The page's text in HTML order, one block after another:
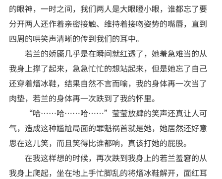
的眼神，一时之间，我们两人是大眼瞪小眼，谁都忘了要
分开两人还作着亲密接触、维持着接吻姿势的嘴唇，直到
四周的哄笑声清晰的传到我们的耳中。
若兰的娇靥几乎是在瞬间就红透了，她羞急难当的从
我身上撑了起来，急急忙忙的想站起来，但是她忘了自己
还穿着熘冰鞋，结果自然不言而喻，我的身体再一次当了
肉垫，若兰的身体再一次跌到了我的怀里。
“哈……哈……哈……”莹莹放肆的笑声还真让人可
气，造成这种尴尬局面的罪魁祸首就是她，她居然还好意
思在这儿笑，而且笑得比谁都响，真该打她的屁股。
在我这样想的时候，再次跌到我身上的若兰羞窘的从
我身上爬起，坐在地上手忙脚乱的将熘冰鞋解开，面红耳